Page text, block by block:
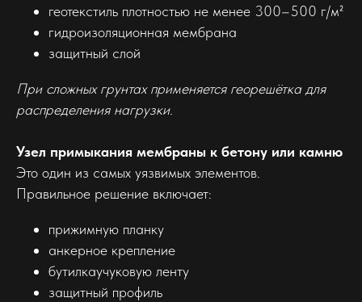
геотекстиль плотностью не менее 300–500 г/м²
гидроизоляционная мембрана
защитный слой
При сложных грунтах применяется георешётка для
распределения нагрузки.
Узел примыкания мембраны к бетону или камню
Это один из самых уязвимых элементов.
Правильное решение включает:
прижимную планку
анкерное крепление
бутилкаучуковую ленту
защитный профиль